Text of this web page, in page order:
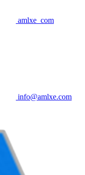
amlxe_com
info@amlxe.com